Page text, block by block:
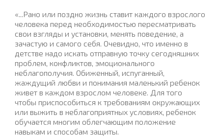
«...Рано или поздно жизнь ставит каждого взрослого
человека перед необходимостью пересматривать
свои взгляды и установки, менять поведение, а
зачастую и самого себя. Очевидно, что именно в
детстве надо искать отправную точку сегодняшних
проблем, конфликтов, эмоционального
неблагополучия. Обиженный, испуганный,
жаждущий любви и понимания маленький ребенок
живет в каждом взрослом человеке. Для того
чтобы приспособиться к требованиям окружающих
или выжить в неблагоприятных условиях, ребенок
обучается многим облегчающим положение
навыкам и способам защиты.